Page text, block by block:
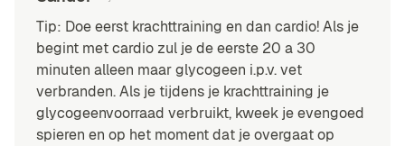
Tip: Doe eerst krachttraining en dan cardio! Als je
begint met cardio zul je de eerste 20 a 30
minuten alleen maar glycogeen i.p.v. vet
verbranden. Als je tijdens je krachttraining je
glycogeenvoorraad verbruikt, kweek je evengoed
spieren en op het moment dat je overgaat op